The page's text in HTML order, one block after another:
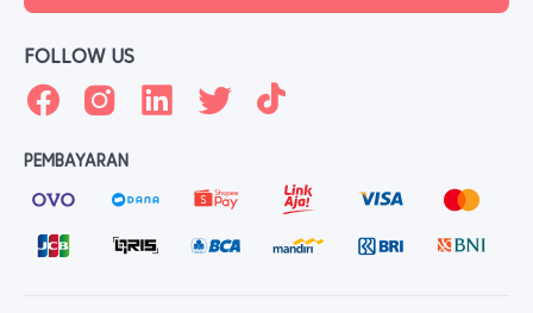
FOLLOW US
PEMBAYARAN